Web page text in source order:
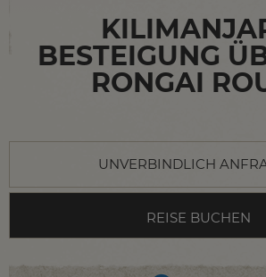
BESTEIGUNG
RONGAI
UNVERBINDLICH
REISE BUCHEN